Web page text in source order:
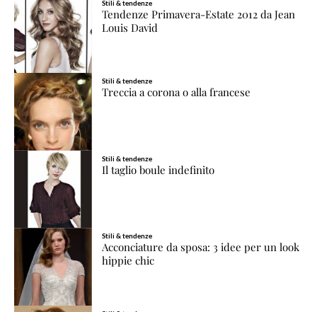
Stili & tendenze
Tendenze Primavera-Estate 2012 da Jean
Louis David
Stili & tendenze
Treccia a corona o alla francese
Stili & tendenze
Il taglio boule indefinito
Stili & tendenze
Acconciature da sposa: 3 idee per un look
hippie chic